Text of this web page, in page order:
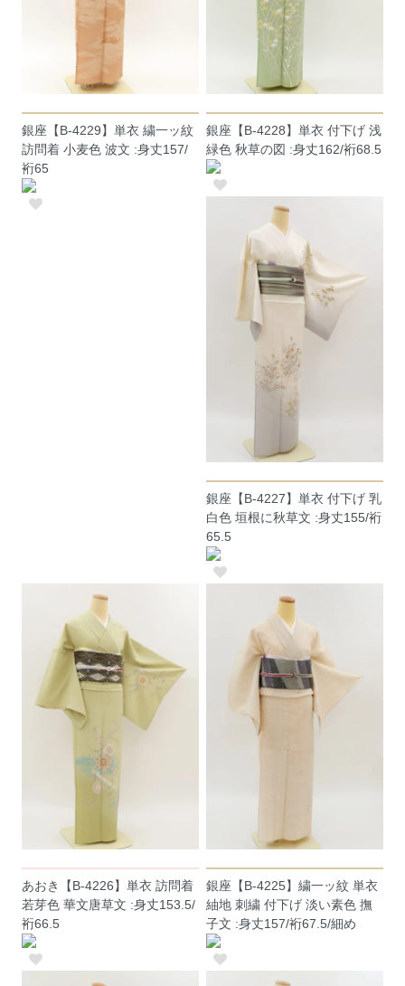
銀座【B-4229】単衣 繍一ッ紋
訪問着 小麦色 波文 :身丈157/
裄65
銀座【B-4228】単衣 付下げ 浅
緑色 秋草の図 :身丈162/裄68.5
銀座【B-4227】単衣 付下げ 乳
白色 垣根に秋草文 :身丈155/裄
65.5
あおき【B-4226】単衣 訪問着
若芽色 華文唐草文 :身丈153.5/
裄66.5
銀座【B-4225】繍一ッ紋 単衣
紬地 刺繍 付下げ 淡い素色 撫
子文 :身丈157/裄67.5/細め